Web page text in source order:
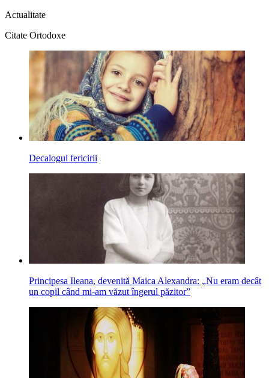
Actualitate
Citate Ortodoxe
Decalogul fericirii
Principesa Ileana, devenită Maica Alexandra: „Nu eram decât
un copil când mi-am văzut îngerul păzitor”